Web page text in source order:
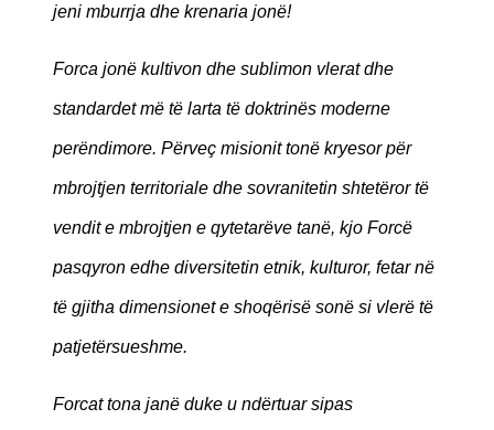
jeni mburrja dhe krenaria jonë!
Forca jonë kultivon dhe sublimon vlerat dhe
standardet më të larta të doktrinës moderne
perëndimore. Përveç misionit tonë kryesor për
mbrojtjen territoriale dhe sovranitetin shtetëror të
vendit e mbrojtjen e qytetarëve tanë, kjo Forcë
pasqyron edhe diversitetin etnik, kulturor, fetar në
të gjitha dimensionet e shoqërisë sonë si vlerë të
patjetërsueshme.
Forcat tona janë duke u ndërtuar sipas